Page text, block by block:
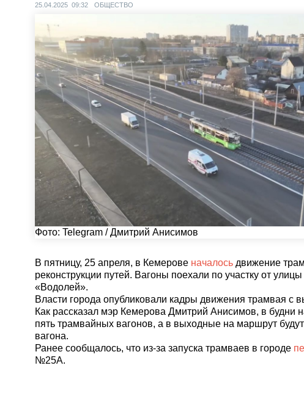
25.04.2025 09:32 ОБЩЕСТВО
Фото: Telegram / Дмитрий Анисимов
В пятницу, 25 апреля, в Кемерове началось движение
реконструкции путей. Вагоны поехали по участку от
«Водолей».
Власти города опубликовали кадры движения трамвая с
Как рассказал мэр Кемерова Дмитрий Анисимов, в будни
пять трамвайных вагонов, а в выходные на маршрут
вагона.
Ранее сообщалось, что из-за запуска трамваев в городе
№25А.